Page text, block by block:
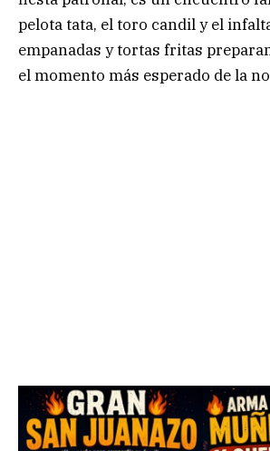
pelota tata, el toro candil y el
empanadas y tortas fritas
el momento más esperado de la